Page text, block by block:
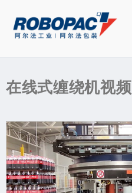
在线式缠绕机视频